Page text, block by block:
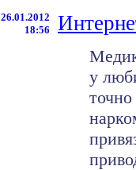
26.01.2012
18:56
у